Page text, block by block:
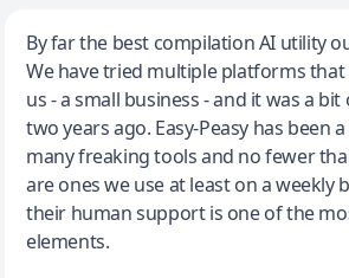
Jeff Wilson
By far the best compilation AI utility
By far the best compilation AI utility
We have tried multiple platforms
us - a small business - and it was a
two years ago. Easy-Peasy has been
many freaking tools and no fewer
are ones we use at least on a weekly
their human support is one of the
elements.